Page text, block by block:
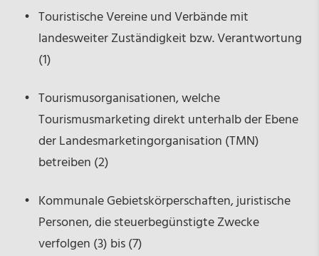
Touristische Vereine und Verbände mit
landesweiter Zuständigkeit bzw. Verantwortung
(1)
Tourismusorganisationen, welche
Tourismusmarketing direkt unterhalb der Ebene
der Landesmarketingorganisation (TMN)
betreiben (2)
Kommunale Gebietskörperschaften, juristische
Personen, die steuerbegünstigte Zwecke
verfolgen (3) bis (7)